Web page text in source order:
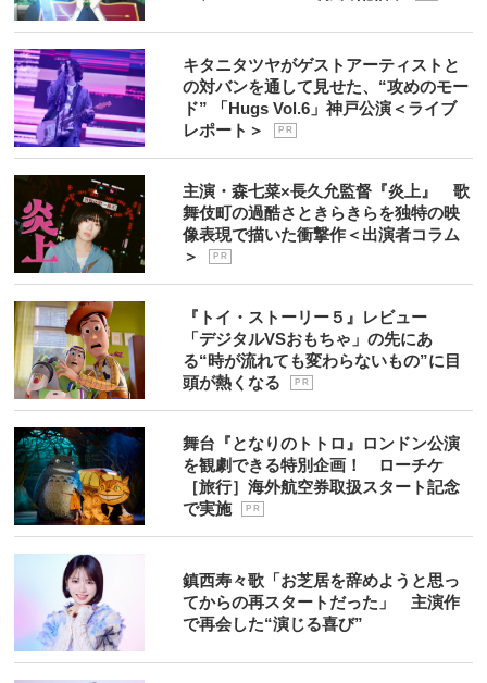
キタニタツヤがゲストアーティストと
の対バンを通して見せた、“攻めのモー
ド” 「Hugs Vol.6」神戸公演＜ライブ
レポート＞
P R
主演・森七菜×長久允監督『炎上』 歌
舞伎町の過酷さときらきらを独特の映
像表現で描いた衝撃作＜出演者コラム
＞
P R
『トイ・ストーリー５』レビュー
「デジタルVSおもちゃ」の先にあ
る“時が流れても変わらないもの”に目
頭が熱くなる
P R
舞台『となりのトトロ』ロンドン公演
を観劇できる特別企画！ ローチケ
［旅行］海外航空券取扱スタート記念
で実施
P R
鎮西寿々歌「お芝居を辞めようと思っ
てからの再スタートだった」 主演作
で再会した“演じる喜び”